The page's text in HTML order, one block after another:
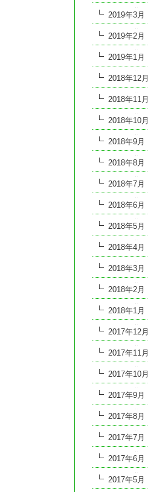
2019年3月
2019年2月
2019年1月
2018年12月
2018年11月
2018年10月
2018年9月
2018年8月
2018年7月
2018年6月
2018年5月
2018年4月
2018年3月
2018年2月
2018年1月
2017年12月
2017年11月
2017年10月
2017年9月
2017年8月
2017年7月
2017年6月
2017年5月